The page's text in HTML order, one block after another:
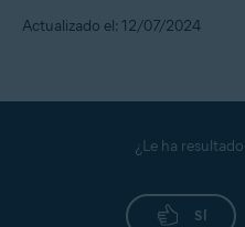
Actualizado el: 12/07/2024
¿Le ha
SÍ